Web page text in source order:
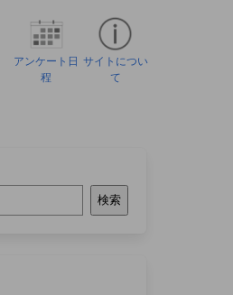
アンケート日
程
サイトについ
て
検索